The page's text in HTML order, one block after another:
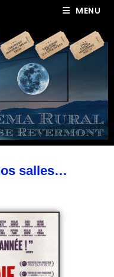
MENU
salles…